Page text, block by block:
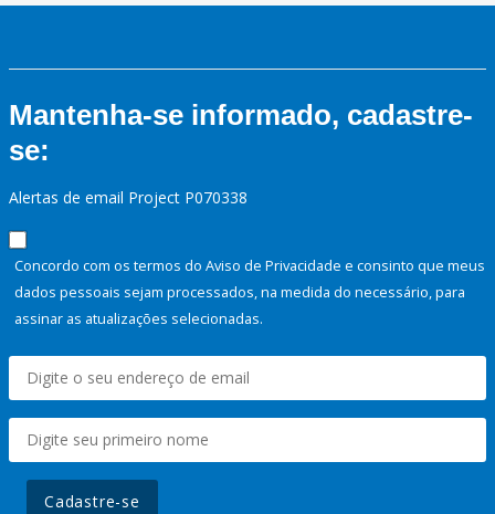
Mantenha-se informado, cadastre-
se:
Alertas de email Project P070338
Concordo com os termos do Aviso de Privacidade e consinto que meus
dados pessoais sejam processados, na medida do necessário, para
assinar as atualizações selecionadas.
Cadastre-se